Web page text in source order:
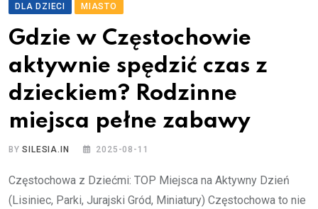
DLA DZIECI MIASTO
Gdzie w Częstochowie
aktywnie spędzić czas z
dzieckiem? Rodzinne
miejsca pełne zabawy
BYSILESIA.IN 2025-08-11
Częstochowa z Dziećmi: TOP Miejsca na Aktywny Dzień
(Lisiniec, Parki, Jurajski Gród, Miniatury) Częstochowa to nie